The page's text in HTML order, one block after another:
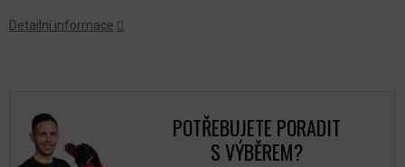
Detailní informace
POTŘEBUJETE PORADIT
S VÝBĚREM?